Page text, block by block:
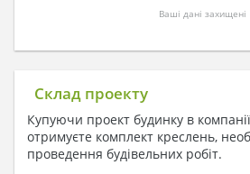
Ваші дані захищені
Склад проекту
Купуючи проект будинку в компанії
отримуєте комплект креслень,
проведення будівельних робіт.